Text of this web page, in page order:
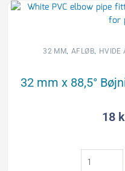
87,5°
hvid
antal
32 MM, AFLØB, HVIDE
32 mm x 88,5°
18
32
mm